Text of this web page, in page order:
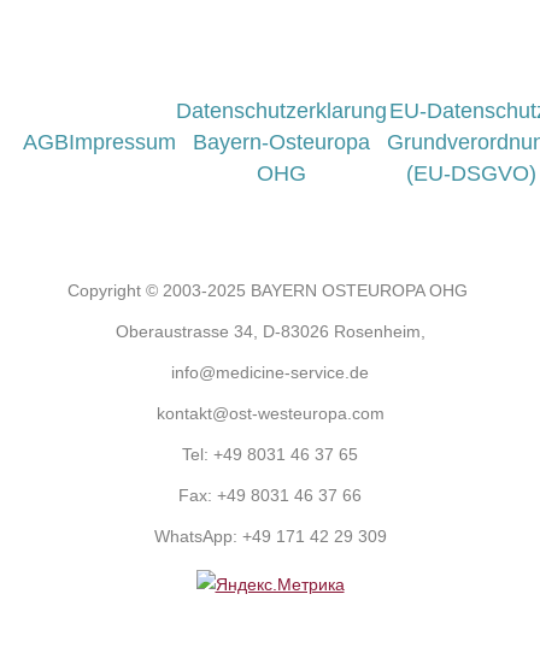
AGBImpressum
Datenschutzerklarung
Bayern-Osteuropa
OHG
EU-
(EU-DSGVO)
Copyright © 2003-2025 BAYERN OSTEUROPA OHG
Oberaustrasse 34, D-83026 Rosenheim,
info@medicine-service.de
kontakt@ost-westeuropa.com
Tel: +49 8031 46 37 65
Fax: +49 8031 46 37 66
WhatsApp: +49 171 42 29 309